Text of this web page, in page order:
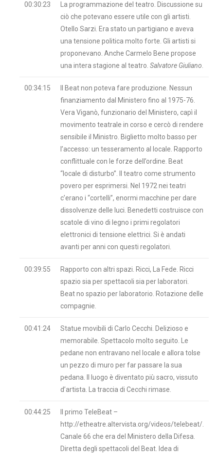
00:30:23
La programmazione del teatro. Discussione su
ciò che potevano essere utile con gli artisti.
Otello Sarzi. Era stato un partigiano e aveva
una tensione politica molto forte. Gli artisti si
proponevano. Anche Carmelo Bene propose
una intera stagione al teatro. Salvatore Giuliano
00:34:15
Il Beat non poteva fare produzione. Nessun
finanziamento dal Ministero fino al 1975-76.
Vera Viganò, funzionario del Ministero, capì il
movimento teatrale in corso e cercò di rendere
sensibile il Ministro. Biglietto molto basso per
l’accesso: un tesseramento al locale. Rapporto
conflittuale con le forze dell’ordine. Beat
“locale di disturbo”. Il teatro come strumento
povero per esprimersi. Nel 1972 nei teatri
c’erano i “cortelli”, enormi macchine per dare
dissolvenze delle luci. Benedetti costruisce con
scatole di vino di legno i primi regolatori
elettronici di tensione elettrici. Si è andati
avanti per anni con questi regolatori.
00:39:55
Rapporto con altri spazi. Ricci, La Fede. Ricci
spazio sia per spettacoli sia per laboratori.
Beat no spazio per laboratorio. Rotazione delle
compagnie.
00:41:24
Statue movibili di Carlo Cecchi. Delizioso e
memorabile. Spettacolo molto seguito. Le
pedane non entravano nel locale e allora tolse
un pezzo di muro per far passare la sua
pedana. Il luogo è diventato più sacro, vissuto
d’artista. La traccia di Cecchi rimase.
00:44:25
Il primo TeleBeat –
http://etheatre.altervista.org/videos/telebeat/.
Canale 66 che era del Ministero della Difesa.
Diretta degli spettacoli del Beat. Idea di